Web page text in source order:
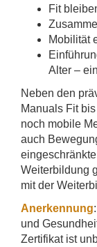
Fit
Mobilität
Alter –
Neben den
Manuals Fit
noch mobile
auch
Weiterbildung
mit der
Anerkennung
und
Zertifikat ist